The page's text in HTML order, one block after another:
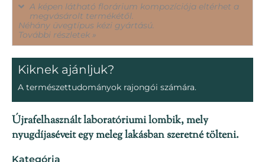
A képen látható florárium kompozíciója eltérhet a
megvásárolt termékétől.
Néhány üvegtípus kézi gyártású.
További részletek »
Kiknek ajánljuk?
A természettudományok rajongói számára.
Újrafelhasznált laboratóriumi lombik, mely
nyugdíjaséveit egy meleg lakásban szeretné tölteni.
Kategória